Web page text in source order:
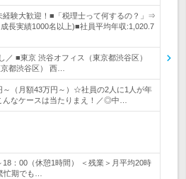
経験大歓迎！■「税理士って何するの？」⇒
長実績1000名以上)■社員平均年収:1,020.7
／ ■東京 渋谷オフィス（東京都渋谷区）
都渋谷区） 西…
～（月額43万円～）☆社員の2人に1人が年
んなケースは当たりまえ！／◎中…
18：00（休憩1時間） ＜残業＞月平均20時
期でも…